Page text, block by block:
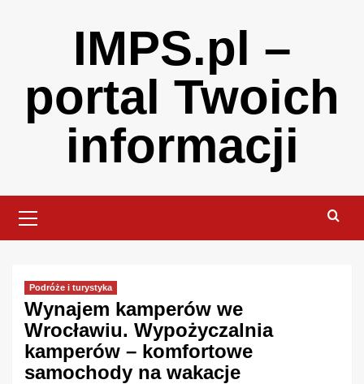
IMPS.pl –
portal Twoich
informacji
Menu
Podróże i turystyka
Wynajem kamperów we
Wrocławiu. Wypożyczalnia
kamperów – komfortowe
samochody na wakacje